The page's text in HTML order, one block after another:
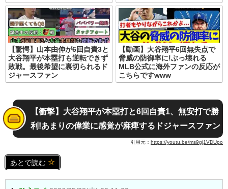
【驚愕】山本由伸が6回自責3と
大谷翔平が本塁打も逆転できず
敗戦。最後希望に裏切られるド
ジャースファン
【動画】大谷翔平6回無失点で
脅威の防御率に!ぶっ壊れる
MLB公式に海外ファンの反応が
こちらですwww
【衝撃】大谷翔平が本塁打と6回自責1、無安打で勝
利!あまりの偉業に感覚が麻痺するドジャースファン
引用元： https://youtu.be/ms9gj1VDUpo
あとで読む